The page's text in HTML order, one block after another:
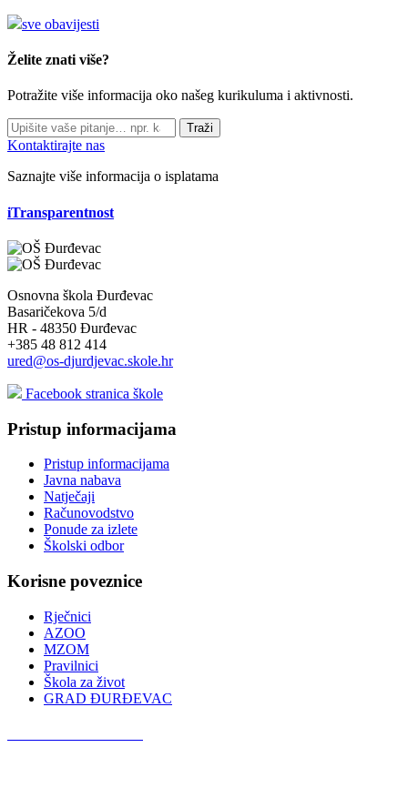
sve obavijesti
Želite znati više?
Potražite više informacija oko našeg kurikuluma i aktivnosti.
Traži
Kontaktirajte nas
Saznajte više informacija o isplatama
iTransparentnost
Osnovna škola Đurđevac
Basaričekova 5/d
HR - 48350 Đurđevac
+385 48 812 414
ured@os-djurdjevac.skole.hr
Facebook stranica škole
Pristup informacijama
Pristup informacijama
Javna nabava
Natječaji
Računovodstvo
Ponude za izlete
Školski odbor
Korisne poveznice
Rječnici
AZOO
MZOM
Pravilnici
Škola za život
GRAD ĐURĐEVAC